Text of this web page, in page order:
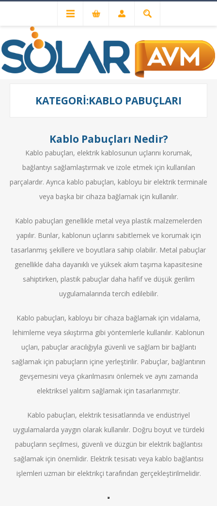
Kablo Pabuçları
KATEGORI:KABLO PABUÇLARI
Kablo Pabuçları Nedir?
Kablo pabuçları, elektrik kablosunun uçlarını korumak,
bağlantıyı sağlamlaştırmak ve izole etmek için kullanılan
parçalardır. Ayrıca kablo pabuçları, kabloyu bir elektrik terminale
veya başka bir cihaza bağlamak için kullanılır.
Kablo pabuçları genellikle metal veya plastik malzemelerden
yapılır. Bunlar, kablonun uçlarını sabitlemek ve korumak için
tasarlanmış şekillere ve boyutlara sahip olabilir. Metal pabuçlar
genellikle daha dayanıklı ve yüksek akım taşıma kapasitesine
sahiptirken, plastik pabuçlar daha hafif ve düşük gerilim
uygulamalarında tercih edilebilir.
Kablo pabuçları, kabloyu bir cihaza bağlamak için vidalama,
lehimleme veya sıkıştırma gibi yöntemlerle kullanılır. Kablonun
uçları, pabuçlar aracılığıyla güvenli ve sağlam bir bağlantı
sağlamak için pabuçların içine yerleştirilir. Pabuçlar, bağlantının
gevşemesini veya çıkarılmasını önlemek ve aynı zamanda
elektriksel yalıtım sağlamak için tasarlanmıştır.
Kablo pabuçları, elektrik tesisatlarında ve endüstriyel
uygulamalarda yaygın olarak kullanılır. Doğru boyut ve türdeki
pabuçların seçilmesi, güvenli ve düzgün bir elektrik bağlantısı
sağlamak için önemlidir. Elektrik tesisatı veya kablo bağlantısı
işlemleri uzman bir elektrikçi tarafından gerçekleştirilmelidir.